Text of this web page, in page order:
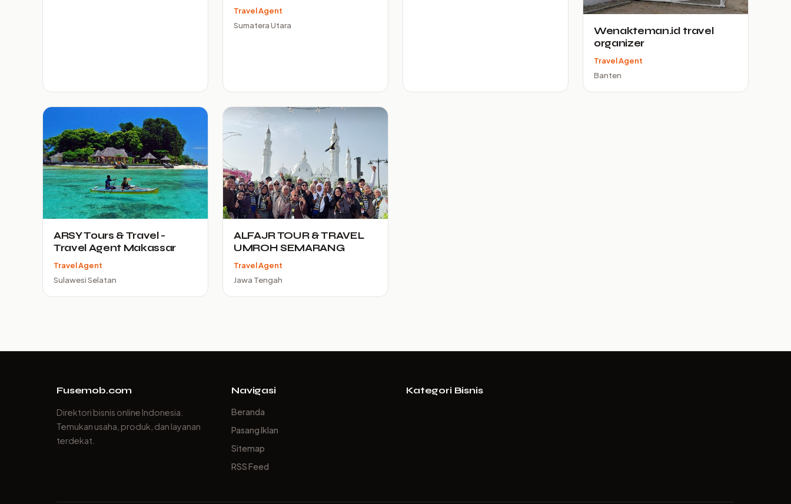
Travel Agent
Sumatera Utara
Wenakteman.id travel
organizer
Travel Agent
Banten
ARSY Tours & Travel -
Travel Agent Makassar
Travel Agent
Sulawesi Selatan
ALFAJR TOUR & TRAVEL
UMROH SEMARANG
Travel Agent
Jawa Tengah
Fusemob.com
Direktori bisnis online Indonesia.
Temukan usaha, produk, dan layanan
terdekat.
Navigasi
Beranda
Pasang Iklan
Sitemap
RSS Feed
Kategori Bisnis